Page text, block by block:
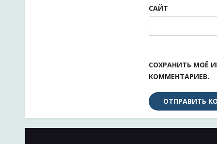
САЙТ
СОХРАНИТЬ МОЁ
КОММЕНТАРИЕВ.